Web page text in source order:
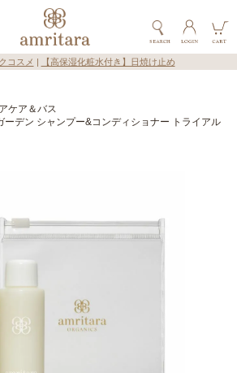
コスメ 【高保湿化粧水付き】日焼け止め
ケア＆バス
ーデン シャンプー&コンディショナー トライアル